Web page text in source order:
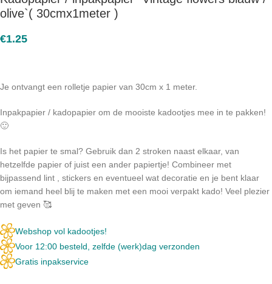
olive`( 30cmx1meter )
€1.25
Je ontvangt een rolletje papier van 30cm x 1 meter.
Inpakpapier / kadopapier om de mooiste kadootjes mee in te pakken!
🙂
Is het papier te smal? Gebruik dan 2 stroken naast elkaar, van
hetzelfde papier of juist een ander papiertje! Combineer met
bijpassend lint , stickers en eventueel wat decoratie en je bent klaar
om iemand heel blij te maken met een mooi verpakt kado! Veel plezier
met geven 🥰
Webshop vol kadootjes!
Voor 12:00 besteld, zelfde (werk)dag verzonden
Gratis inpakservice